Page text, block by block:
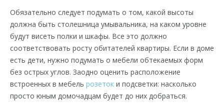
Обязательно следует подумать о том, какой высоты
должна быть столешница умывальника, на каком уровне
будут висеть полки и шкафы. Все это должно
соответствовать росту обитателей квартиры. Если в доме
есть дети, нужно подумать о мебели обтекаемых форм
без острых углов. Заодно оценить расположение
встроенных в мебель розеток и подсветки: насколько
просто юным домочадцам будет до них добраться.